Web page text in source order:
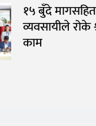
१५ बुँदे
व्यवसायीले रोके
काम